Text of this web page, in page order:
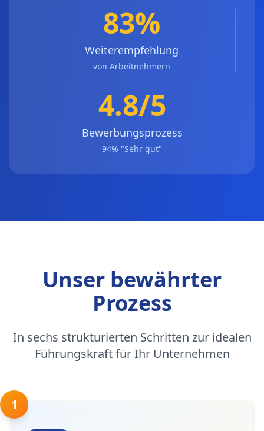
83%
Weiterempfehlung
von Arbeitnehmern
4.8/5
Bewerbungsprozess
94% "Sehr gut"
Unser bewährter
Prozess
In sechs strukturierten Schritten zur idealen
Führungskraft für Ihr Unternehmen
1